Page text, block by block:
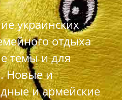
украинских
отдыха
темы и для
Новые и
и армейские